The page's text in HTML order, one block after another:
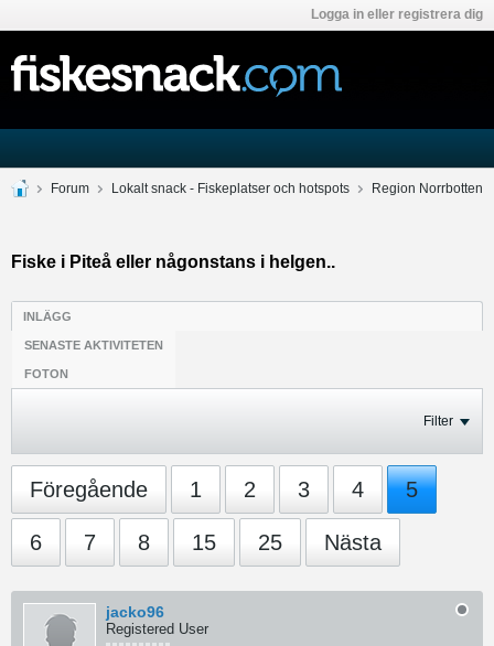
Logga in eller registrera dig
Forum Lokalt snack - Fiskeplatser och hotspots Region Norrbotten
Fiske i Piteå eller någonstans i helgen..
INLÄGG
SENASTE AKTIVITETEN
FOTON
Filter
Föregående 1 2 3 4 5
6 7 8 15 25 Nästa
jacko96
Registered User